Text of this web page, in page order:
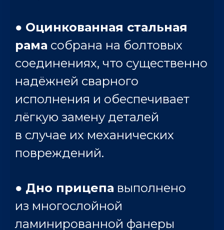
● Оцинкованная стальная
рама собрана на болтовых
соединениях, что существенно
надёжней сварного
исполнения и обеспечивает
лёгкую замену деталей
в случае их механических
повреждений.
● Дно прицепа выполнено
из многослойной
ламинированной фанеры